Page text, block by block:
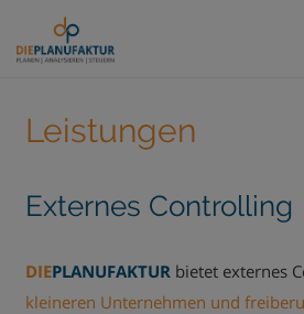
Leistungen
Externes Controlling
DIEPLANUFAKTUR bietet externes
kleineren Unternehmen und